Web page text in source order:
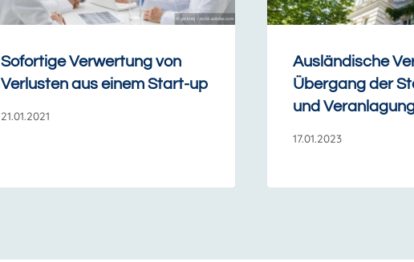
Sofortige Verwertung von
Verlusten aus einem Start-up
21.01.2021
Ausländische
Übergang der
und
17.01.2023